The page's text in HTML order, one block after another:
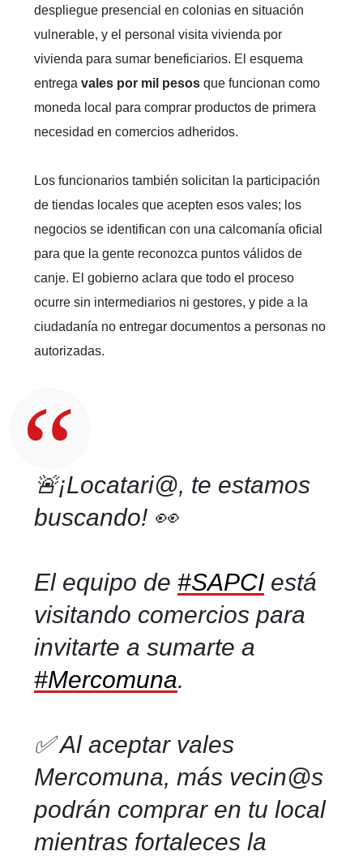
despliegue presencial en colonias en situación
vulnerable, y el personal visita vivienda por
vivienda para sumar beneficiarios. El esquema
entrega vales por mil pesos que funcionan como
moneda local para comprar productos de primera
necesidad en comercios adheridos.
Los funcionarios también solicitan la participación
de tiendas locales que acepten esos vales; los
negocios se identifican con una calcomanía oficial
para que la gente reconozca puntos válidos de
canje. El gobierno aclara que todo el proceso
ocurre sin intermediarios ni gestores, y pide a la
ciudadanía no entregar documentos a personas no
autorizadas.
🚨¡Locatari@, te estamos
buscando! 👀
El equipo de #SAPCI está
visitando comercios para
invitarte a sumarte a
#Mercomuna.
✅ Al aceptar vales
Mercomuna, más vecin@s
podrán comprar en tu local
mientras fortaleces la